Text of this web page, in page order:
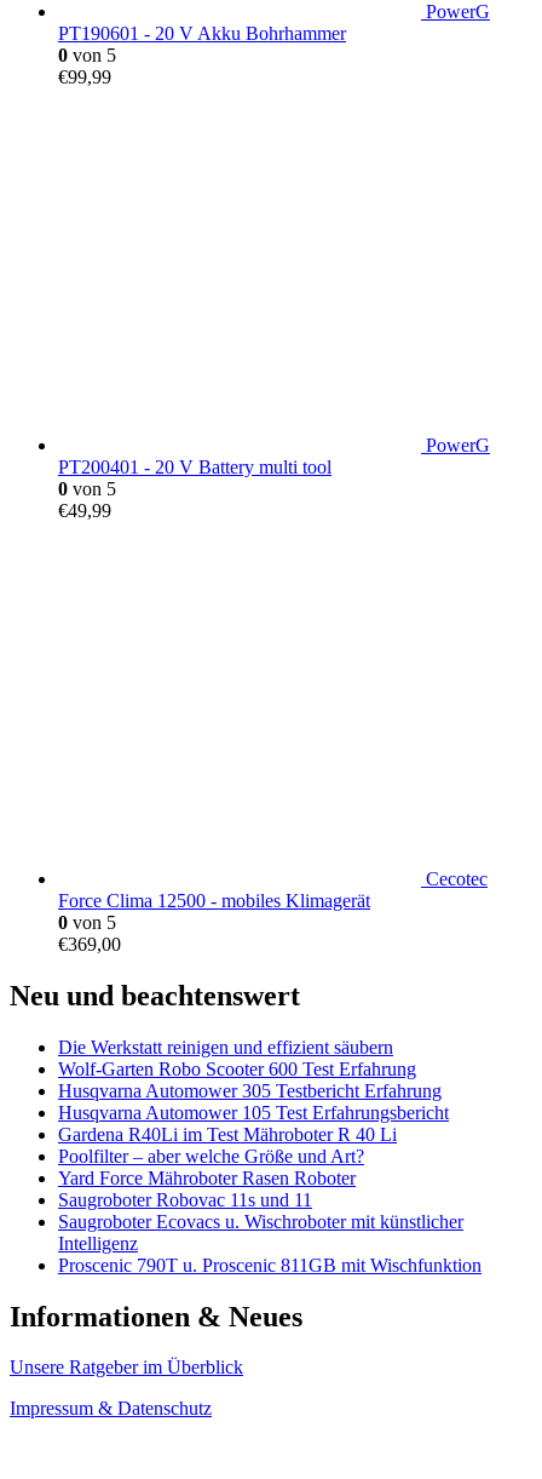
PowerG
PT190601 - 20 V Akku Bohrhammer
0 von 5
€99,99
PowerG
PT200401 - 20 V Battery multi tool
0 von 5
€49,99
Cecotec
Force Clima 12500 - mobiles Klimagerät
0 von 5
€369,00
Neu und beachtenswert
Die Werkstatt reinigen und effizient säubern
Wolf-Garten Robo Scooter 600 Test Erfahrung
Husqvarna Automower 305 Testbericht Erfahrung
Husqvarna Automower 105 Test Erfahrungsbericht
Gardena R40Li im Test Mähroboter R 40 Li
Poolfilter – aber welche Größe und Art?
Yard Force Mähroboter Rasen Roboter
Saugroboter Robovac 11s und 11
Saugroboter Ecovacs u. Wischroboter mit künstlicher
Intelligenz
Proscenic 790T u. Proscenic 811GB mit Wischfunktion
Informationen & Neues
Unsere Ratgeber im Überblick
Impressum & Datenschutz